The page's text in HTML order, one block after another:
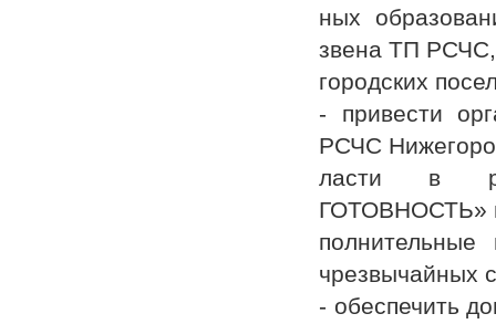
ных
звена ТП РСЧС,
городских
- привести
РСЧС
ласти в
ГОТОВНОСТЬ»
чрезвычайных
- обеспечить